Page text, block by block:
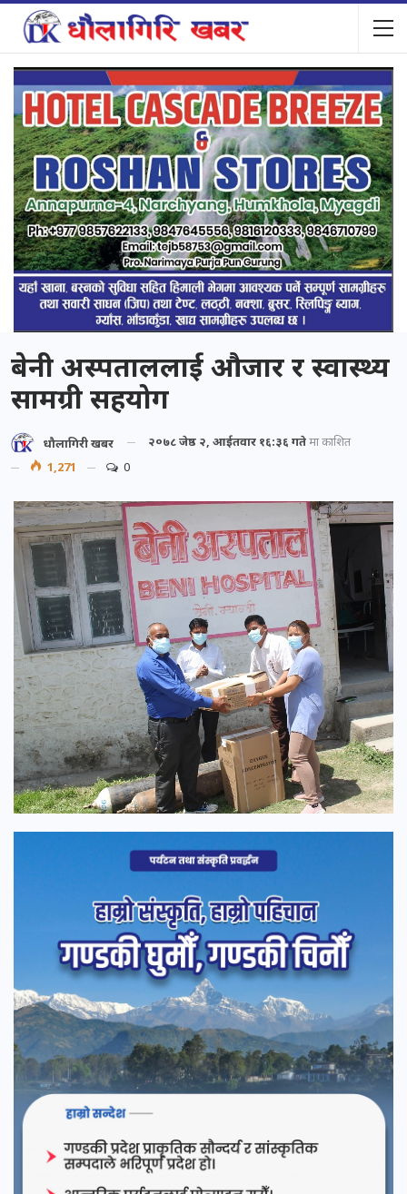
बेनी अस्पताललाई औजार र स्वास्थ्य
सामग्री सहयोग
धौलागिरी खबर २०७८ जेष्ठ २, आईतवार १६:३६ गतेमा प्रकाशित
1,271
0